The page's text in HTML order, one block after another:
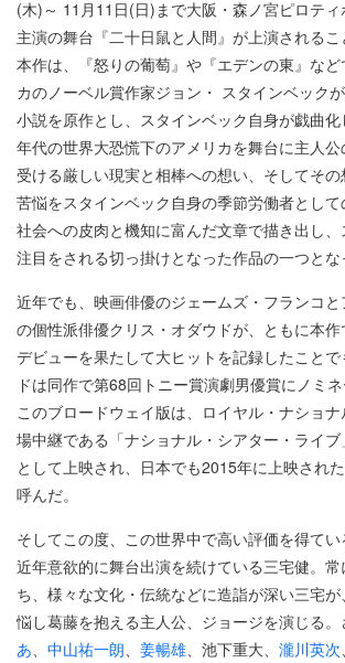
(木)～ 11月11日(日)まで大阪・森ノ宮ピロテ
主演の舞台『二十日鼠と人間』が上演されるこ
本作は、『怒りの葡萄』や『エデンの東』など
カのノーベル賞作家ジョン・ スタインベック
小説を原作とし、スタインベック自身が戯曲
年代の世界大恐慌下のアメリカを舞台に主人
受ける厳しい現実と相棒への想い、そしてその
苦悩をスタインベック自身の季節労働者とし
社会への皮肉と機知に富んだ文章で描き出し
注目をされる切っ掛けとなった作品の一つとな
近年でも、映画俳優のジェームズ・フランコ
の個性派俳優クリス・オダウドが、ともに本
デビューを果たして大ヒットを記録したこと
ドは同作で第68回トニー賞演劇男優賞にノミ
このブロードウェイ版は、ロイヤル・ナショ
場中継である「ナショナル・シアター・ライ
として上映され、日本でも2015年に上映され
呼んだ。
そしてこの度、この世界中で高い評価を得てい
近年意欲的に舞台出演を続けている三宅健。
ち、様々な文化・伝統などに造詣が深い三宅
悩し葛藤を抱える主人公、ジョージを演じる。
あ
中山祐一朗 姜暢雄 、池下重大、 瀧川英次